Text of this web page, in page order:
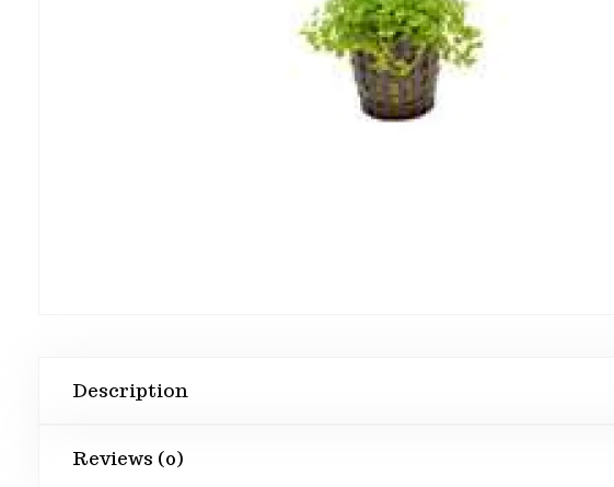
Description
Reviews (0)